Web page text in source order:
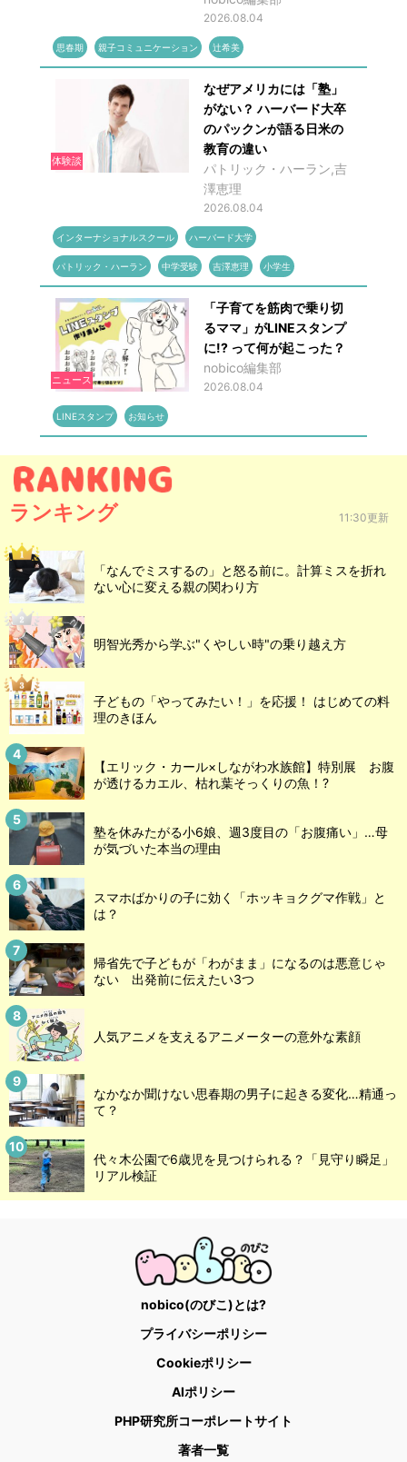
2026.08.04
思春期 親子コミュニケーション 辻希美
体験談
なぜアメリカには「塾」
がない？ ハーバード大卒
のパックンが語る日米の
教育の違い
パトリック・ハーラン,吉
澤恵理
2026.08.04
インターナショナルスクール ハーバード大学
パトリック・ハーラン 中学受験 吉澤恵理 小学生
ニュース
「子育てを筋肉で乗り切
るママ」がLINEスタンプ
に!? って何が起こった？
nobico編集部
2026.08.04
LINEスタンプ お知らせ
ランキング 11:30更新
「なんでミスするの」と怒る前に。計算ミスを折れ
ない心に変える親の関わり方
明智光秀から学ぶ"くやしい時"の乗り越え方
子どもの「やってみたい！」を応援！ はじめての料
理のきほん
【エリック・カール×しながわ水族館】特別展 お腹
が透けるカエル、枯れ葉そっくりの魚！?
塾を休みたがる小6娘、週3度目の「お腹痛い」…母
が気づいた本当の理由
スマホばかりの子に効く「ホッキョクグマ作戦」と
は？
帰省先で子どもが「わがまま」になるのは悪意じゃ
ない 出発前に伝えたい3つ
人気アニメを支えるアニメーターの意外な素顔
なかなか聞けない思春期の男子に起きる変化…精通っ
て？
代々木公園で6歳児を見つけられる？「見守り瞬足」
リアル検証
nobico(のびこ)とは?
プライバシーポリシー
Cookieポリシー
AIポリシー
PHP研究所コーポレートサイト
著者一覧